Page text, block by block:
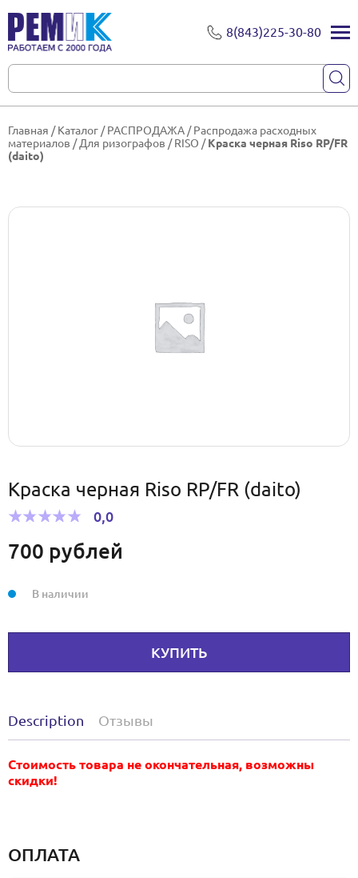
8(843)225-30-80
Главная /Каталог /РАСПРОДАЖА /Распродажа расходных
материалов /Для ризографов /RISO /Краска черная Riso RP/FR
(daito)
Краска черная Riso RP/FR (daito)
0,0
700 рублей
КУПИТЬ
В наличии
Description Отзывы
Стоимость товара не окончательная, возможны
скидки!
ОПЛАТА